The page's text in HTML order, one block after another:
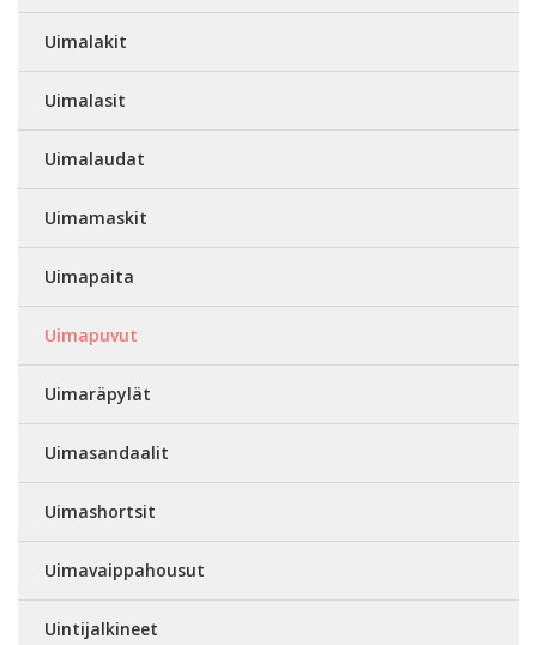
Uimalakit
Uimalasit
Uimalaudat
Uimamaskit
Uimapaita
Uimapuvut
Uimaräpylät
Uimasandaalit
Uimashortsit
Uimavaippahousut
Uintijalkineet